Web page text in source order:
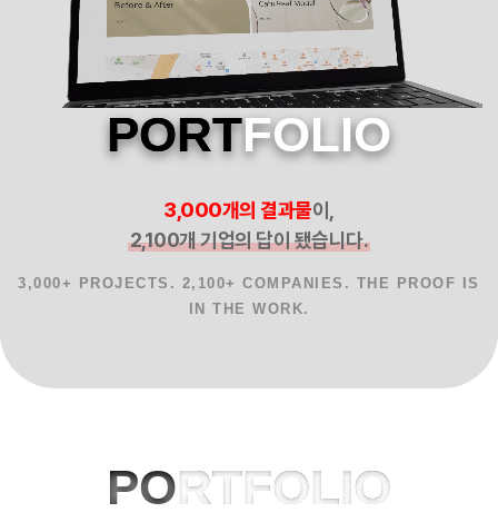
PORTFOLIO
3,000개의 결과물이,
2,100개 기업의 답이 됐습니다.
3,000+ PROJECTS. 2,100+ COMPANIES. THE PROOF IS
IN THE WORK.
PORTFOLIO